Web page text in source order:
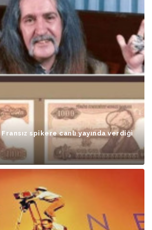
Fransız spikere canlı yayında verdiği